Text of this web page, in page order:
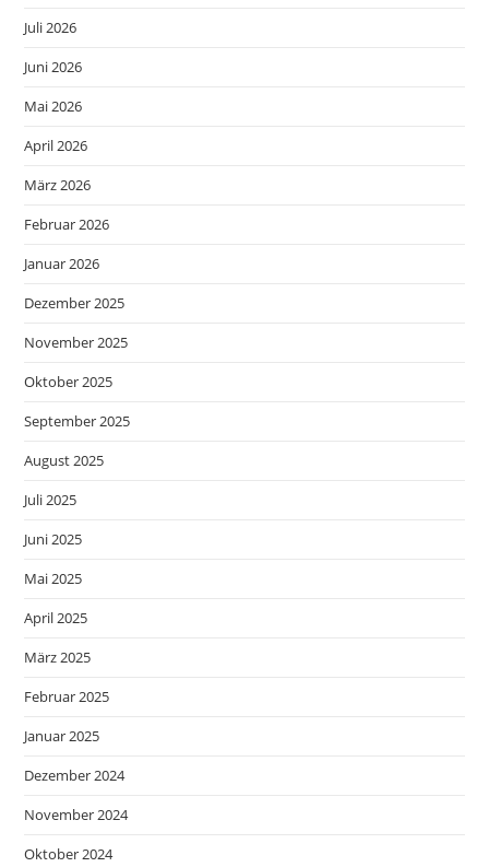
Juli 2026
Juni 2026
Mai 2026
April 2026
März 2026
Februar 2026
Januar 2026
Dezember 2025
November 2025
Oktober 2025
September 2025
August 2025
Juli 2025
Juni 2025
Mai 2025
April 2025
März 2025
Februar 2025
Januar 2025
Dezember 2024
November 2024
Oktober 2024